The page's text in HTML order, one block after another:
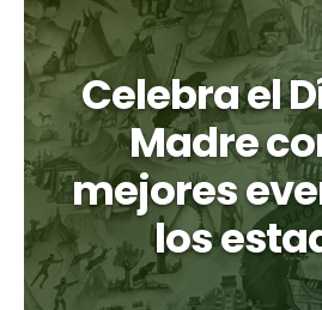
Celebra el
Madre
mejores
los